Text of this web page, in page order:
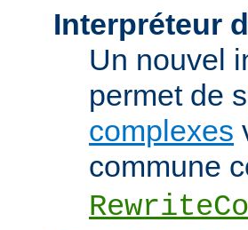
Interpréteur
Un nouvel
permet de
complexes
commune